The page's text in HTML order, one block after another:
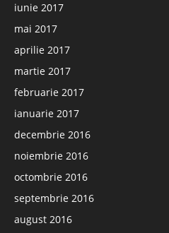
iunie 2017
mai 2017
aprilie 2017
martie 2017
februarie 2017
ianuarie 2017
decembrie 2016
noiembrie 2016
octombrie 2016
septembrie 2016
august 2016